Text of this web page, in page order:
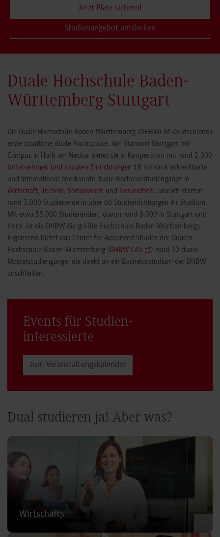
Jetzt Platz sichern!
Studienangebot entdecken
Duale Hochschule Baden-
Württemberg Stuttgart
Die Duale Hochschule Baden-Württemberg (DHBW) ist Deutschlands
erste staatliche duale Hochschule. Am Standort Stuttgart mit
Campus in Horb am Neckar bietet sie in Kooperation mit rund 2.000
Unternehmen und sozialen Einrichtungen 18 national akkreditierte
und international anerkannte duale Bachelorstudiengänge in
Wirtschaft, Technik, Sozialwesen und Gesundheit. Jährlich starten
rund 3.000 Studierende in über 60 Studienrichtungen ihr Studium.
Mit etwa 33.000 Studierenden, davon rund 8.000 in Stuttgart und
Horb, ist die DHBW die größte Hochschule Baden-Württembergs.
Ergänzend bietet das Center for Advanced Studies der Dualen
Hochschule Baden-Württemberg (DHBW CAS
) rund 30 duale
Masterstudiengänge, die direkt an ein Bachelorstudium der DHBW
anschließen.
Events für Studien­
interessierte
zum Veranstaltungs­kalender
Dual studieren ja! Aber was?
Wirtschaft